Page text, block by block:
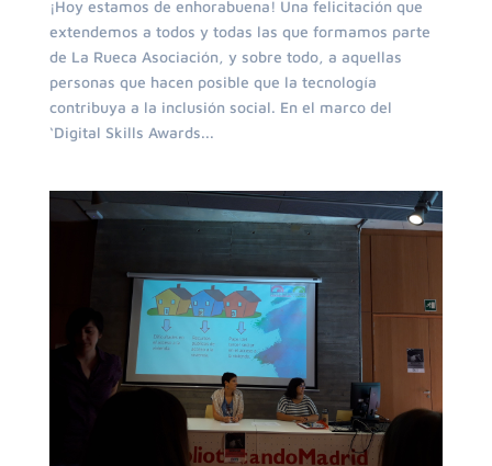
¡Hoy estamos de enhorabuena! Una felicitación que
extendemos a todos y todas las que formamos parte
de La Rueca Asociación, y sobre todo, a aquellas
personas que hacen posible que la tecnología
contribuya a la inclusión social. En el marco del
‘Digital Skills Awards...